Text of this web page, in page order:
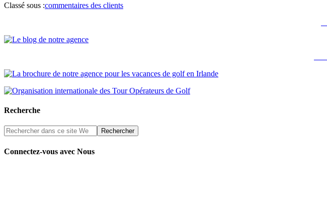
Classé sous :commentaires des clients
Recherche
Connectez-vous avec Nous